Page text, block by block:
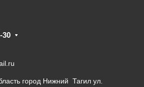
30
город Нижний Тагил ул.